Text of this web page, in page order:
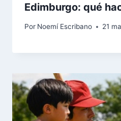
Edimburgo: qué
Por Noemí Escribano 21